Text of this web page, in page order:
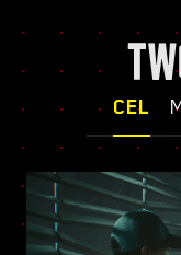
CEL